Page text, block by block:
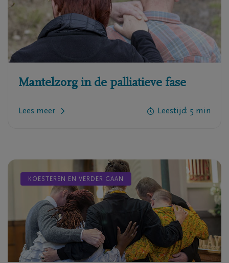
Mantelzorg in de palliatieve fase
Lees meer Leestijd: 5 min
KOESTEREN EN VERDER GAAN